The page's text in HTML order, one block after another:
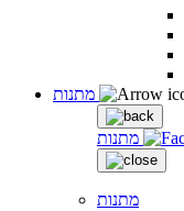
מתנות
מתנות